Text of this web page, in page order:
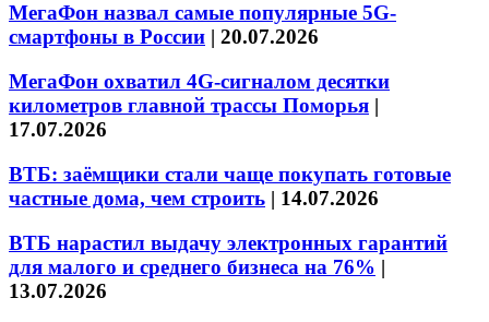
МегаФон назвал самые популярные 5G-
смартфоны в России | 20.07.2026
МегаФон охватил 4G-сигналом десятки
километров главной трассы Поморья |
17.07.2026
ВТБ: заёмщики стали чаще покупать готовые
частные дома, чем строить | 14.07.2026
ВТБ нарастил выдачу электронных гарантий
для малого и среднего бизнеса на 76% |
13.07.2026